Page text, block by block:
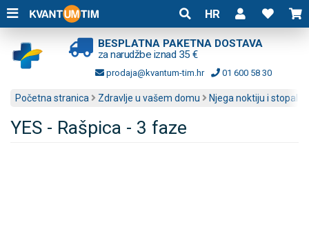
HR
BESPLATNA PAKETNA DOSTAVA
za narudžbe iznad 35 €
prodaja@kvantum-tim.hr 01 600 58 30
Početna stranica Zdravlje u vašem domu Njega noktiju i stopala
YES - Rašpica - 3 faze